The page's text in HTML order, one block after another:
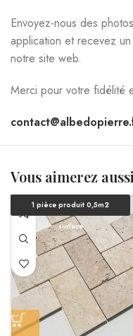
Envoyez-nous des
application et recevez
notre site web.
Merci pour votre fidélité
Vous aimerez aussi
1 pièce produit 0,5m2
surface